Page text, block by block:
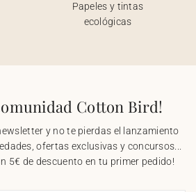
Papeles y tintas
ecológicas
Cotton Bird!
y no te pierdas el lanzamiento
ofertas exclusivas y concursos...
5€ de descuento en tu primer pedido!